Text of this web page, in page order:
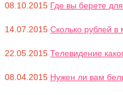
08.10.2015 Где вы берете
14.07.2015 Сколько рублей в
22.05.2015 Телевидение
08.04.2015 Нужен ли вам